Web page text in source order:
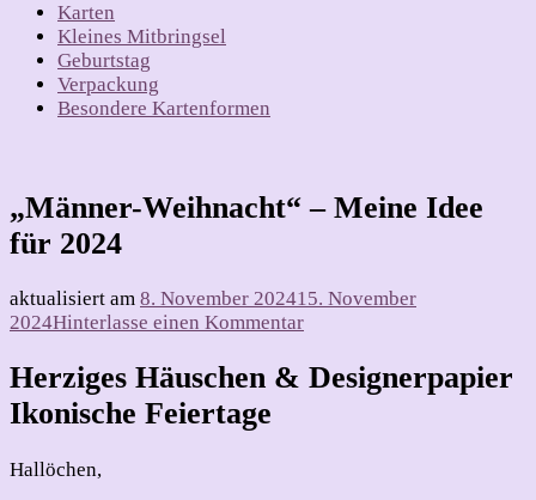
Karten
Kleines Mitbringsel
Geburtstag
Verpackung
Besondere Kartenformen
„Männer-Weihnacht“ – Meine Idee
für 2024
aktualisiert am 8. November 202415. November
2024Hinterlasse einen Kommentarzu
Weihnacht“
–
Herziges Häuschen & Designerpapier
Ikonische Feiertage
Hallöchen,